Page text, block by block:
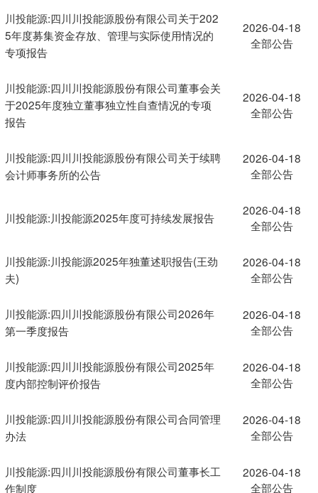
川投能源:四川川投能源股份有限公司关于202
5年度募集资金存放、管理与实际使用情况的
专项报告
2026-04-18
全部公告
川投能源:四川川投能源股份有限公司董事会关
于2025年度独立董事独立性自查情况的专项
报告
2026-04-18
全部公告
川投能源:四川川投能源股份有限公司关于续聘
会计师事务所的公告
2026-04-18
全部公告
川投能源:川投能源2025年度可持续发展报告
2026-04-18
全部公告
川投能源:川投能源2025年独董述职报告(王劲
夫)
2026-04-18
全部公告
川投能源:四川川投能源股份有限公司2026年
第一季度报告
2026-04-18
全部公告
川投能源:四川川投能源股份有限公司2025年
度内部控制评价报告
2026-04-18
全部公告
川投能源:四川川投能源股份有限公司合同管理
办法
2026-04-18
全部公告
川投能源:四川川投能源股份有限公司董事长工
作制度
2026-04-18
全部公告